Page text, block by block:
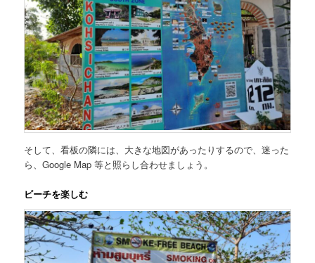
そして、看板の隣には、大きな地図があったりするので、迷った
ら、Google Map 等と照らし合わせましょう。
ビーチを楽しむ